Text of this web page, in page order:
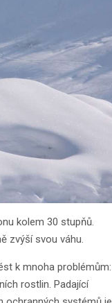
kolem 30 stupňů.
zvýší svou váhu.
k mnoha problémům:
rostlin. Padající